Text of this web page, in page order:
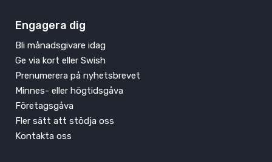
Engagera dig
Bli månadsgivare idag
Ge via kort eller Swish
Prenumerera på nyhetsbrevet
Minnes- eller högtidsgåva
Företagsgåva
Fler sätt att stödja oss
Kontakta oss